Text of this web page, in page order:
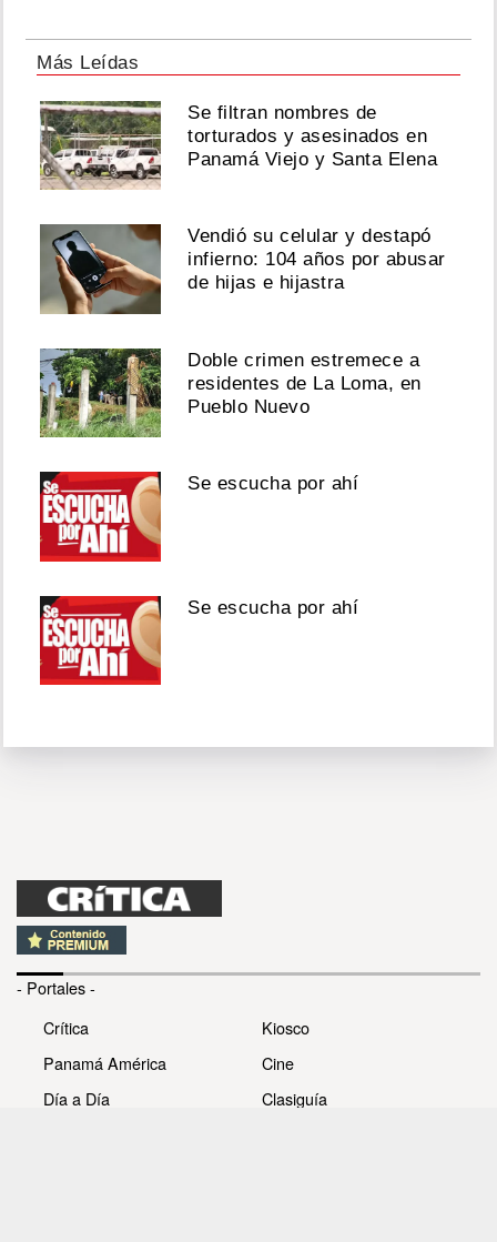
Más Leídas
Se filtran nombres de
torturados y asesinados en
Panamá Viejo y Santa Elena
Vendió su celular y destapó
infierno: 104 años por abusar
de hijas e hijastra
Doble crimen estremece a
residentes de La Loma, en
Pueblo Nuevo
Se escucha por ahí
Se escucha por ahí
- Portales -
Crítica
Panamá América
Día a Día
Kiosco
Cine
Clasiguía